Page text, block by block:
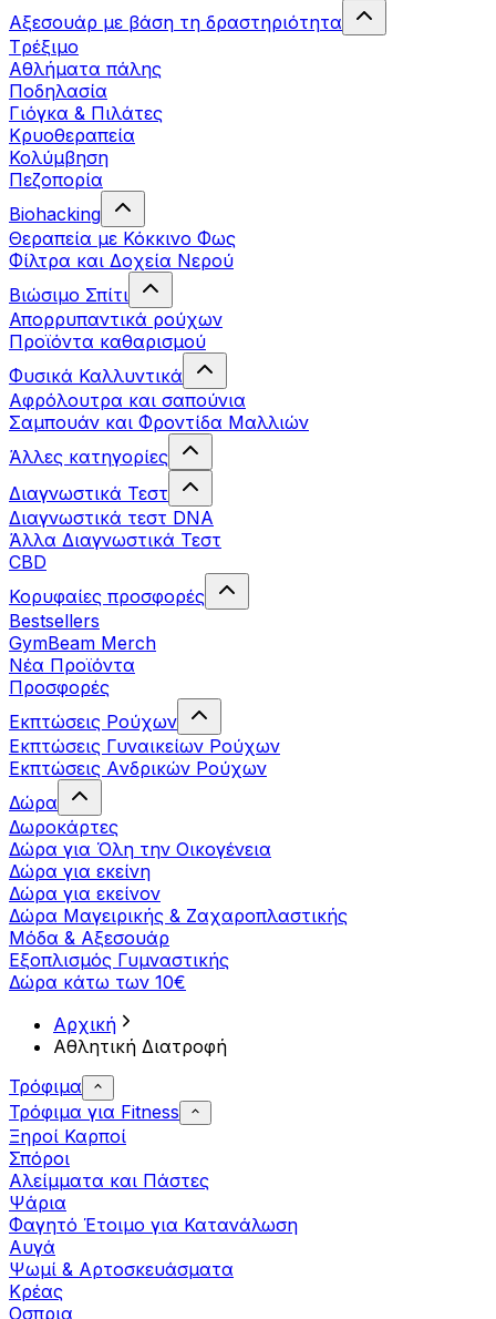
Αξεσουάρ με βάση τη δραστηριότητα
Tρέξιμο
Αθλήματα πάλης
Ποδηλασία
Γιόγκα & Πιλάτες
Κρυοθεραπεία
Κολύμβηση
Πεζοπορία
Biohacking
Θεραπεία με Κόκκινο Φως
Φίλτρα και Δοχεία Νερού
Βιώσιμο Σπίτι
Απορρυπαντικά ρούχων
Προϊόντα καθαρισμού
Φυσικά Καλλυντικά
Αφρόλουτρα και σαπούνια
Σαμπουάν και Φροντίδα Μαλλιών
Άλλες κατηγορίες
Διαγνωστικά Τεστ
Διαγνωστικά τεστ DNA
Άλλα Διαγνωστικά Τεστ
CBD
Κορυφαίες προσφορές
Bestsellers
GymBeam Merch
Νέα Προϊόντα
Προσφορές
Εκπτώσεις Ρούχων
Εκπτώσεις Γυναικείων Ρούχων
Εκπτώσεις Aνδρικών Ρούχων
Δώρα
Δωροκάρτες
Δώρα για Όλη την Οικογένεια
Δώρα για εκείνη
Δώρα για εκείνον
Δώρα Μαγειρικής & Ζαχαροπλαστικής
Μόδα & Αξεσουάρ
Εξοπλισμός Γυμναστικής
Δώρα κάτω των 10€
Αρχική
Αθλητική Διατροφή
Τρόφιμα
Τρόφιμα για Fitness
Ξηροί Καρποί
Σπόροι
Αλείμματα και Πάστες
Ψάρια
Φαγητό Έτοιμο για Κατανάλωση
Αυγά
Ψωμί & Αρτοσκευάσματα
Κρέας
Οσπρια